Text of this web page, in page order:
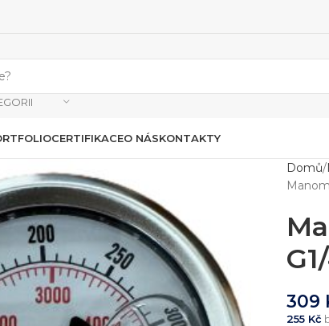
CERTIFIKACEO NÁSKONTAKTY
Domů
309
255 Kč